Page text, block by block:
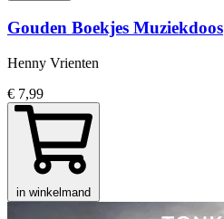
Gouden Boekjes Muziekdoos
Henny Vrienten
€ 7,99
in winkelmand